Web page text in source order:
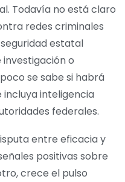
Todavía no está claro
redes criminales
seguridad estatal
o
se sabe si habrá
inteligencia
federales.
entre eficacia y
positivas sobre
crece el pulso